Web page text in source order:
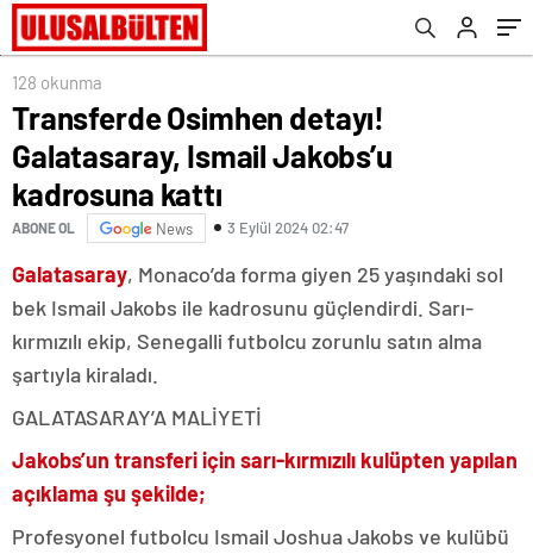
128 okunma
Transferde Osimhen detayı!
Galatasaray, Ismail Jakobs’u
kadrosuna kattı
ABONE OL News 3 Eylül 2024 02:47
Galatasaray, Monaco’da forma giyen 25 yaşındaki sol
bek Ismail Jakobs ile kadrosunu güçlendirdi. Sarı-
kırmızılı ekip, Senegalli futbolcu zorunlu satın alma
şartıyla kiraladı.
GALATASARAY’A MALİYETİ
Jakobs’un transferi için sarı-kırmızılı kulüpten yapılan
açıklama şu şekilde;
Profesyonel futbolcu Ismail Joshua Jakobs ve kulübü
verdi